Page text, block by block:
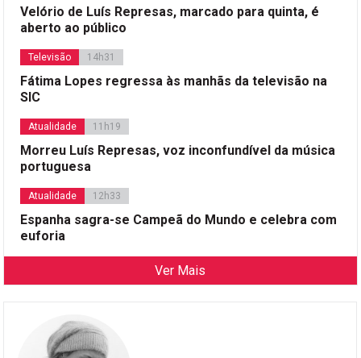
Velório de Luís Represas, marcado para quinta, é
aberto ao público
Televisão 14h31
Fátima Lopes regressa às manhãs da televisão na
SIC
Atualidade 11h19
Morreu Luís Represas, voz inconfundível da música
portuguesa
Atualidade 12h33
Espanha sagra-se Campeã do Mundo e celebra com
euforia
Ver Mais